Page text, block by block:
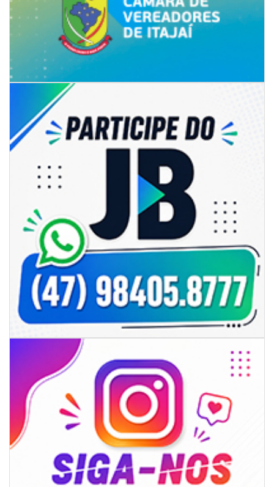
07/08/2026 | 07:00
Itapema se destaca no IDEB e conquista melhor resultado da região
BALNEÁRIO PIÇARRAS
07/08/2026 | 07:00
Sala do Empreendedor divulga agenda de capacitações e consultorias
gratuitas para agosto em Balneário Piçarras
NAVEGANTES